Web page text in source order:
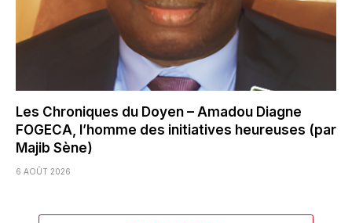
Les Chroniques du Doyen – Amadou Diagne
FOGECA, l’homme des initiatives heureuses (par
Majib Sène)
6 AOÛT 2026